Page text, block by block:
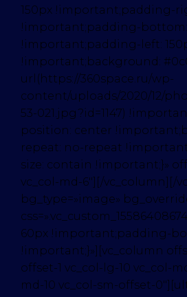
150px !important;padding-
!important;padding-bottom:
!important;padding-left:
!important;background:
url(https://360space.ru/wp-
content/uploads/2020/12/
53-021.jpg?id=1147)
position: center
repeat: no-repeat
size: contain !important;}»
vc_col-md-6″][/vc_column][/
bg_type=»image»
60px !important;padding-
!important;}»][vc_column
offset-1 vc_col-lg-10 vc_col-
md-10 vc_col-sm-offset-